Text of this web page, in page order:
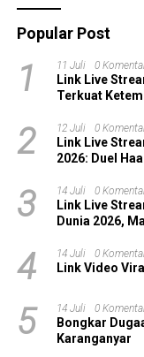
Popular Post
1 11 Juli 0
Link Live
Terkuat
2 12 Juli 0
Link Live
2026: Duel
3 14 Juli 0
Link Live
Dunia 2026,
4 14 Juli 0
Link Video
5 14 Juli 0
Bongkar
Karanganyar